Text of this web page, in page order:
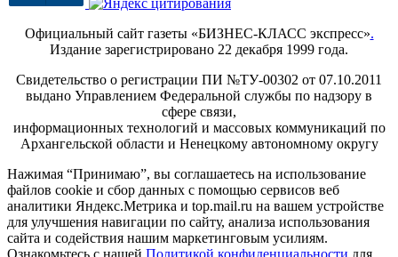
Официальный сайт газеты «БИЗНЕС-КЛАСС экспресс».
Издание зарегистрировано 22 декабря 1999 года.
Свидетельство о регистрации ПИ №ТУ-00302 от 07.10.2011
выдано Управлением Федеральной службы по надзору в
сфере связи,
информационных технологий и массовых коммуникаций по
Архангельской области и Ненецкому автономному округу
Нажимая “Принимаю”, вы соглашаетесь на использование
файлов cookie и сбор данных с помощью сервисов веб
аналитики Яндекс.Метрика и top.mail.ru на вашем устройстве
для улучшения навигации по сайту, анализа использования
сайта и содействия нашим маркетинговым усилиям.
Ознакомьтесь с нашей Политикой конфиденциальности для